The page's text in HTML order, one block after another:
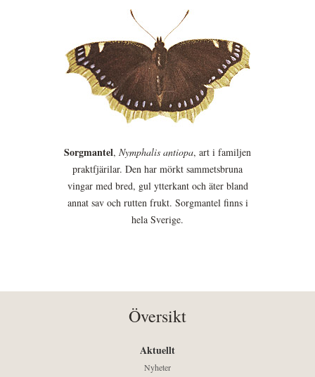
Sorgmantel, Nymphalis antiopa, art i familjen
praktfjärilar. Den har mörkt sammetsbruna
vingar med bred, gul ytterkant och äter bland
annat sav och rutten frukt. Sorgmantel finns i
hela Sverige.
Översikt
Aktuellt
Nyheter